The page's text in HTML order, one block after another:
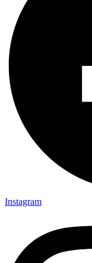
Instagram